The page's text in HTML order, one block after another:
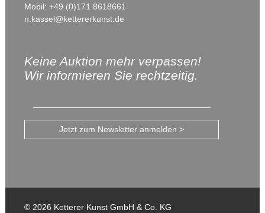
Mobil: +49 (0)171 8618661
n.kassel@kettererkunst.de
Keine Auktion mehr verpassen!
Wir informieren Sie rechtzeitig.
Jetzt zum Newsletter anmelden >
© 2026 Ketterer Kunst GmbH & Co. KG